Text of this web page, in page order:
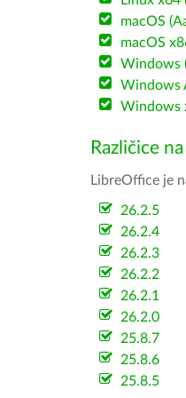
macOS
macOS
Windows
Windows
Windows
Različice
LibreOffice je
26.2.5
26.2.4
26.2.3
26.2.2
26.2.1
26.2.0
25.8.7
25.8.6
25.8.5